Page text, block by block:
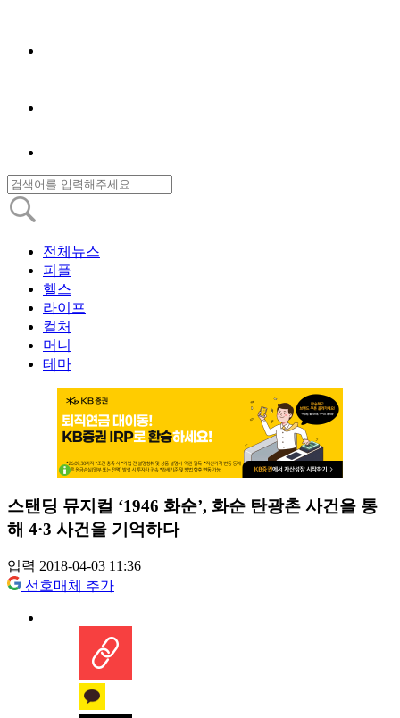
전체뉴스
피플
헬스
라이프
컬처
머니
테마
스탠딩 뮤지컬 ‘1946 화순’, 화순 탄광촌 사건을 통
해 4·3 사건을 기억하다
입력 2018-04-03 11:36
선호매체 추가